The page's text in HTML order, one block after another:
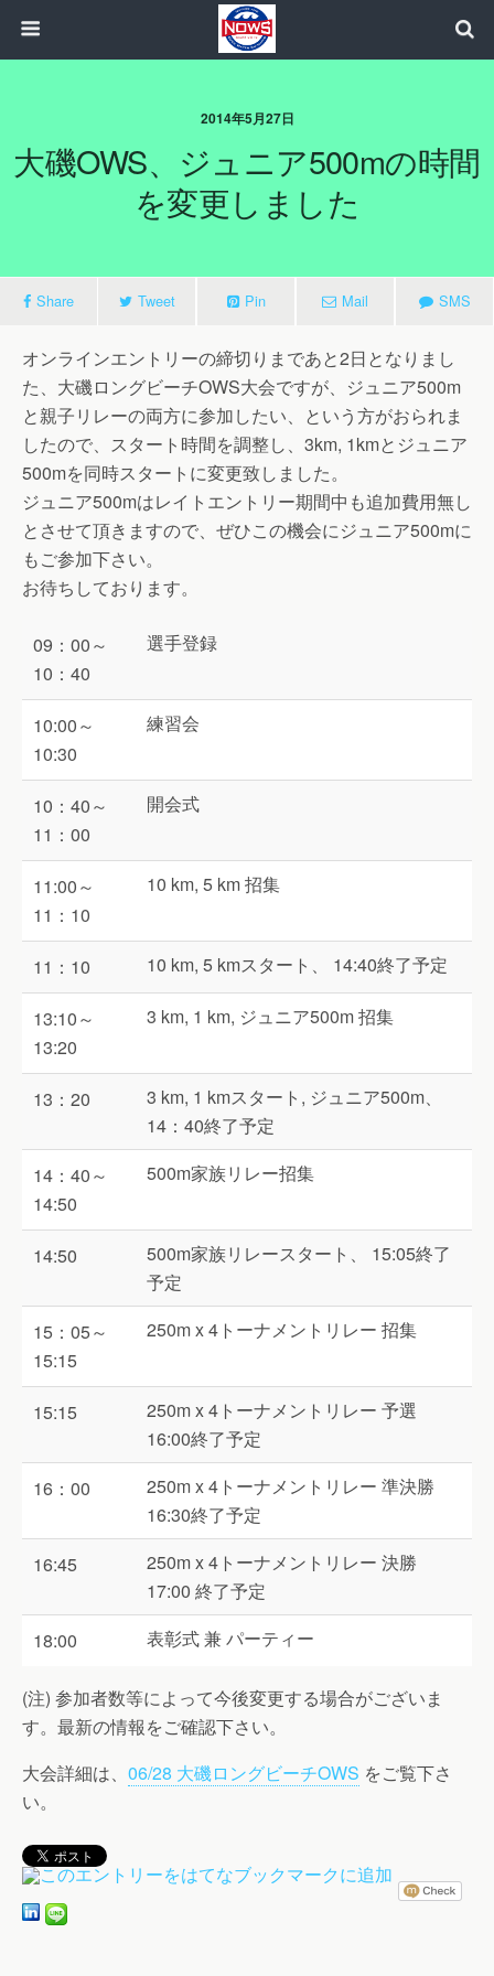
2014年5月27日
大磯OWS、ジュニア500mの時間
を変更しました
Share Tweet Pin Mail SMS
オンラインエントリーの締切りまであと2日となりまし
た、大磯ロングビーチOWS大会ですが、ジュニア500m
と親子リレーの両方に参加したい、という方がおられま
したので、スタート時間を調整し、3km, 1kmとジュニア
500mを同時スタートに変更致しました。
ジュニア500mはレイトエントリー期間中も追加費用無し
とさせて頂きますので、ぜひこの機会にジュニア500mに
もご参加下さい。
お待ちしております。
09：00～
10：40
選手登録
10:00～
10:30
練習会
10：40～
11：00
開会式
11:00～
11：10
10 km, 5 km 招集
11：10 10 km, 5 kmスタート、 14:40終了予定
13:10～
13:20
3 km, 1 km, ジュニア500m 招集
13：20
3 km, 1 kmスタート, ジュニア500m、
14：40終了予定
14：40～
14:50
500m家族リレー招集
14:50
500m家族リレースタート、 15:05終了
予定
15：05～
15:15
250m x 4トーナメントリレー 招集
15:15
250m x 4トーナメントリレー 予選
16:00終了予定
16：00
250m x 4トーナメントリレー 準決勝
16:30終了予定
16:45
250m x 4トーナメントリレー 決勝
17:00 終了予定
18:00
表彰式 兼 パーティー
(注) 参加者数等によって今後変更する場合がございま
す。最新の情報をご確認下さい。
大会詳細は、 06/28 大磯ロングビーチOWS をご覧下さ
い。